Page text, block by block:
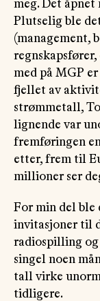
meg. Det
Plutselig ble
(management,
med på MGP
fjellet av
strømmetall,
lignende var
fremføringen
etter, frem til
millioner ser
For min del ble
invitasjoner til
radiospilling og
singel noen
tall virke
tidligere.